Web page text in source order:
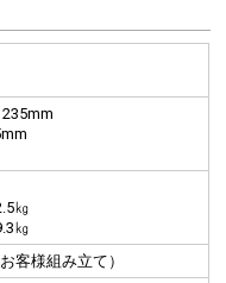
㎏
㎏
客様組み立て）